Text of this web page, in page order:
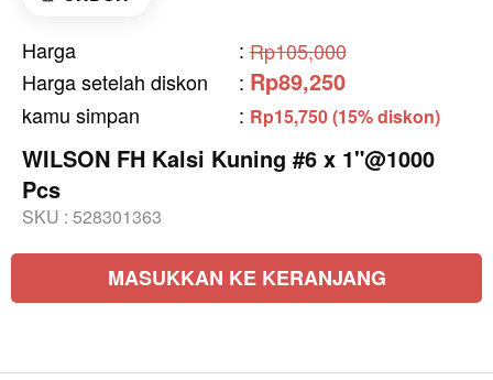
Harga : Rp105,000
Harga setelah diskon
: Rp89,250
kamu simpan : Rp15,750 (15% diskon)
WILSON FH Kalsi Kuning #6 x 1"@1000
Pcs
SKU : 528301363
MASUKKAN KE KERANJANG